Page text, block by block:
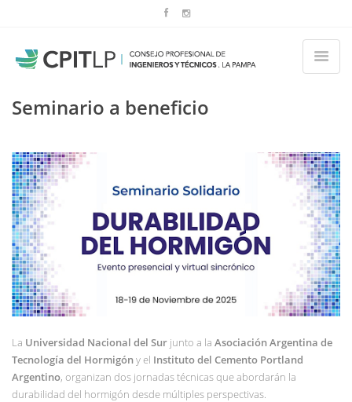
Seminario a beneficio
La Universidad Nacional del Sur junto a la Asociación Argentina de
Tecnología del Hormigóny el Instituto del Cemento Portland
Argentino, organizan dos jornadas técnicas que abordarán la
durabilidad del hormigón desde múltiples perspectivas.